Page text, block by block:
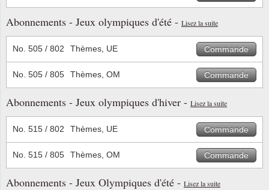
Abonnements - Jeux olympiques d'été - Lisez la suite
No. 505 / 802 Thèmes, UE Commande
No. 505 / 805 Thèmes, OM Commande
Abonnements - Jeux olympiques d'hiver - Lisez la suite
No. 515 / 802 Thèmes, UE Commande
No. 515 / 805 Thèmes, OM Commande
Abonnements - Jeux Olympiques d'été - Lisez la suite